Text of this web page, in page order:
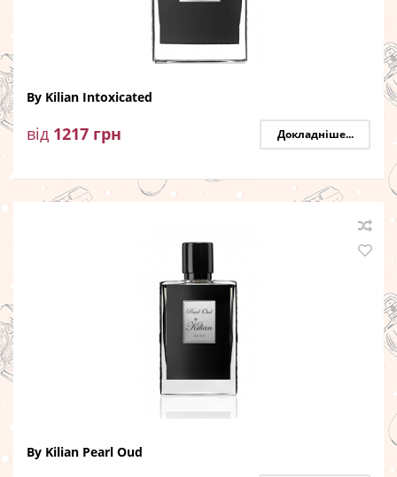
By Kilian Intoxicated
від 1217 грн Докладніше...
By Kilian Pearl Oud